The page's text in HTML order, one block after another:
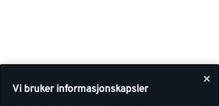
Vi bruker informasjonskapsler